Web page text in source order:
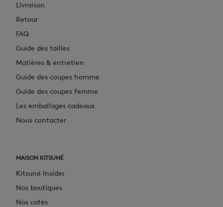
Livraison
Retour
FAQ
Guide des tailles
Matières & entretien
Guide des coupes homme
Guide des coupes femme
Les emballages cadeaux
Nous contacter
MAISON KITSUNÉ
Kitsuné Insider
Nos boutiques
Nos cafés